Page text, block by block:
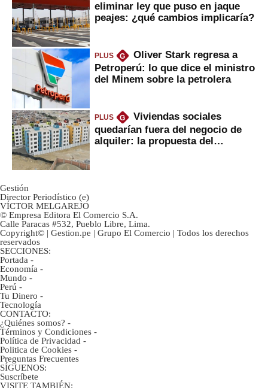
eliminar ley que puso en jaque
peajes: ¿qué cambios implicaría?
PLUS G
Oliver Stark regresa a
Petroperú: lo que dice el ministro
del Minem sobre la petrolera
PLUS G
Viviendas sociales
quedarían fuera del negocio de
alquiler: la propuesta del
Gestión
Director Periodístico (e)
VÍCTOR MELGAREJO
© Empresa Editora El Comercio S.A.
Calle Paracas #532, Pueblo Libre, Lima.
Copyright© | Gestion.pe | Grupo El Comercio | Todos los derechos
reservados
SECCIONES:
Portada -
Economía -
Mundo -
Perú -
Tu Dinero -
Tecnología
CONTACTO:
¿Quiénes somos? -
Términos y Condiciones -
Política de Privacidad -
Politica de Cookies -
Preguntas Frecuentes
SÍGUENOS:
Suscríbete
VISITE TAMBIÉN: